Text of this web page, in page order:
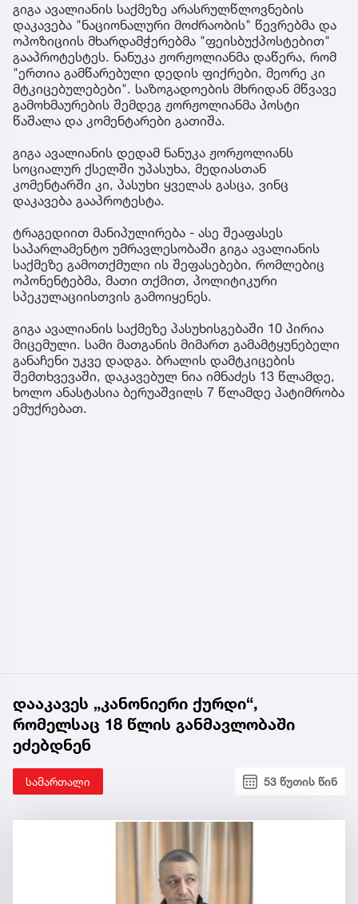
გიგა ავალიანის საქმეზე არასრულწლოვნების
დაკავება "ნაციონალური მოძრაობის" წევრებმა და
ოპოზიციის მხარდამჭერებმა "ფეისბუქპოსტებით"
გააპროტესტეს. ნანუკა ჟორჟოლიანმა დაწერა, რომ
"ერთია გამწარებული დედის ფიქრები, მეორე კი
მტკიცებულებები". საზოგადოების მხრიდან მწვავე
გამოხმაურების შემდეგ ჟორჟოლიანმა პოსტი
წაშალა და კომენტარები გათიშა.
გიგა ავალიანის დედამ ნანუკა ჟორჟოლიანს
სოციალურ ქსელში უპასუხა, მედიასთან
კომენტარში კი, პასუხი ყველას გასცა, ვინც
დაკავება გააპროტესტა.
ტრაგედიით მანიპულირება - ასე შეაფასეს
საპარლამენტო უმრავლესობაში გიგა ავალიანის
საქმეზე გამოთქმული ის შეფასებები, რომლებიც
ოპონენტებმა, მათი თქმით, პოლიტიკური
სპეკულაციისთვის გამოიყენეს.
გიგა ავალიანის საქმეზე პასუხისგებაში 10 პირია
მიცემული. სამი მათგანის მიმართ გამამტყუნებელი
განაჩენი უკვე დადგა. ბრალის დამტკიცების
შემთხვევაში, დაკავებულ ნია იმნაძეს 13 წლამდე,
ხოლო ანასტასია ბერუაშვილს 7 წლამდე პატიმრობა
ემუქრებათ.
დააკავეს „კანონიერი ქურდი“,
რომელსაც 18 წლის განმავლობაში
ეძებდნენ
სამართალი 53 წუთის წინ